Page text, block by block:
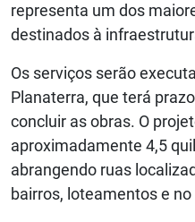
representa um dos
destinados à
Os serviços serão
Planaterra, que terá
concluir as obras. O
aproximadamente 4,5
abrangendo ruas
bairros, loteamentos e